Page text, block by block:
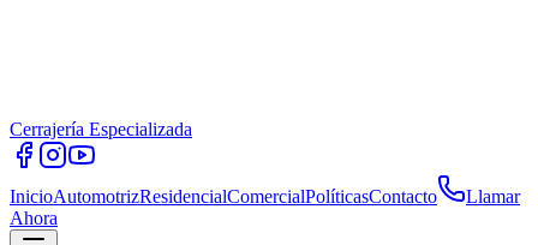
Cerrajería Especializada
InicioAutomotrizResidencialComercialPolíticasContacto
Llamar
Ahora